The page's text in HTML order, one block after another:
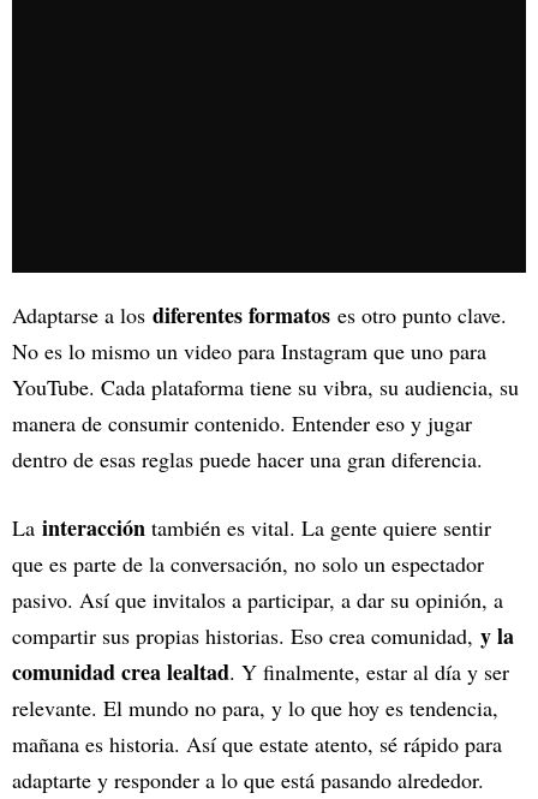
Adaptarse a los diferentes formatos es otro punto clave.
No es lo mismo un video para Instagram que uno para
YouTube. Cada plataforma tiene su vibra, su audiencia, su
manera de consumir contenido. Entender eso y jugar
dentro de esas reglas puede hacer una gran diferencia.
La interacción también es vital. La gente quiere sentir
que es parte de la conversación, no solo un espectador
pasivo. Así que invitalos a participar, a dar su opinión, a
compartir sus propias historias. Eso crea comunidad, y la
comunidad crea lealtad. Y finalmente, estar al día y ser
relevante. El mundo no para, y lo que hoy es tendencia,
mañana es historia. Así que estate atento, sé rápido para
adaptarte y responder a lo que está pasando alrededor.